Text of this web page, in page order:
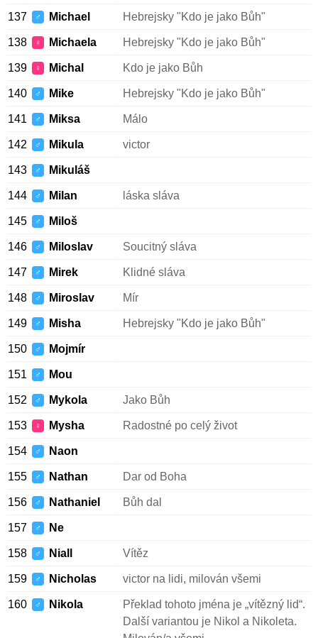
137 ♂ Michael Hebrejsky "Kdo je jako Bůh"
138 ♀ Michaela Hebrejsky "Kdo je jako Bůh"
139 ♀ Michal Kdo je jako Bůh
140 ♂ Mike Hebrejsky "Kdo je jako Bůh"
141 ♂ Miksa Málo
142 ♂ Mikula victor
143 ♂ Mikuláš
144 ♂ Milan láska sláva
145 ♂ Miloš
146 ♂ Miloslav Soucitný sláva
147 ♂ Mirek Klidné sláva
148 ♂ Miroslav Mír
149 ♂ Misha Hebrejsky "Kdo je jako Bůh"
150 ♂ Mojmír
151 ♂ Mou
152 ♂ Mykola Jako Bůh
153 ♀ Mysha Radostné po celý život
154 ♂ Naon
155 ♂ Nathan Dar od Boha
156 ♂ Nathaniel Bůh dal
157 ♂ Ne
158 ♂ Niall Vítěz
159 ♂ Nicholas victor na lidi, milován všemi
160 ♂ Nikola
Překlad tohoto jména je „vítězný lid“.
Další variantou je Nikol a Nikoleta.